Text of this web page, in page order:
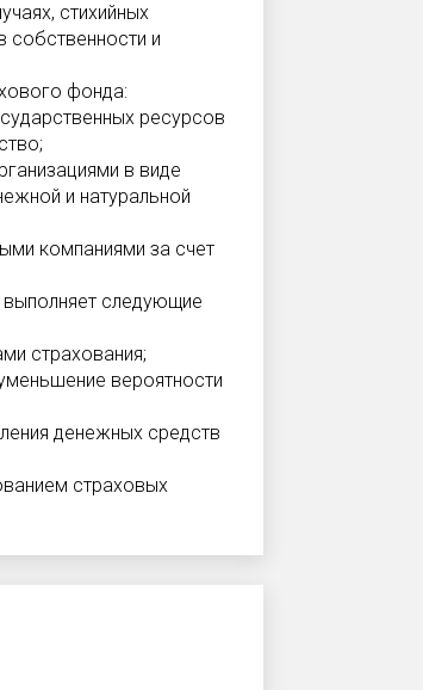
стихийных
собственности и
фонда:
ресурсов
в виде
и натуральной
компаниями за счет
выполняет следующие
страхования;
вероятности
денежных средств
страховых